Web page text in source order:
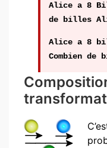
Alice a 8
de billes
Alice a 8
Combien